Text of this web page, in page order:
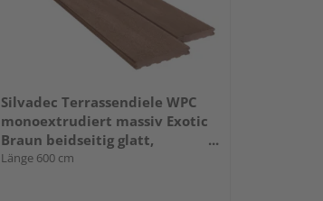
Silvadec Terrassendiele WPC
monoextrudiert massiv Exotic
Braun beidseitig glatt,
längsseitige Nut, Elegance - 23 x
Länge 600 cm